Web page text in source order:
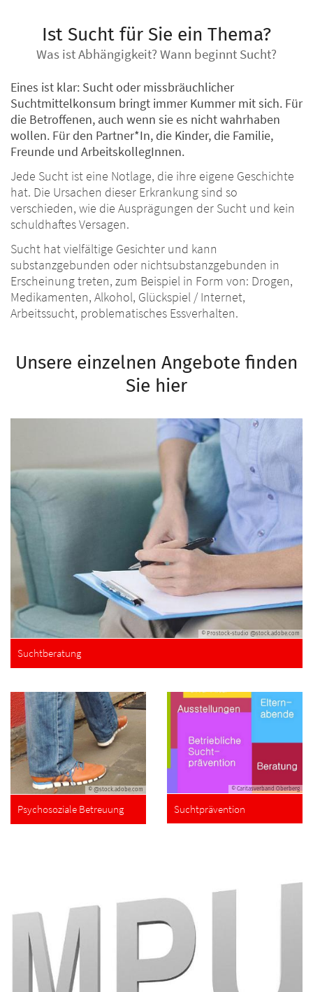
Ist Sucht für Sie ein Thema?
Was ist Abhängigkeit? Wann beginnt Sucht?
Eines ist klar: Sucht oder missbräuchlicher
Suchtmittelkonsum bringt immer Kummer mit sich. Für
die Betroffenen, auch wenn sie es nicht wahrhaben
wollen. Für den Partner*In, die Kinder, die Familie,
Freunde und ArbeitskollegInnen.
Jede Sucht ist eine Notlage, die ihre eigene Geschichte
hat. Die Ursachen dieser Erkrankung sind so
verschieden, wie die Ausprägungen der Sucht und kein
schuldhaftes Versagen.
Sucht hat vielfältige Gesichter und kann
substanzgebunden oder nichtsubstanzgebunden in
Erscheinung treten, zum Beispiel in Form von: Drogen,
Medikamenten, Alkohol, Glückspiel / Internet,
Arbeitssucht, problematisches Essverhalten.
Unsere einzelnen Angebote finden
Sie hier
© Prostock-studio @stock.adobe.com
Suchtberatung
© @stock.adobe.com
Psychosoziale Betreuung
© Caritasverband Oberberg
Suchtprävention